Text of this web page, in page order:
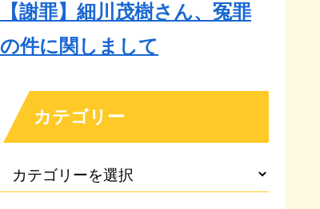
【謝罪】細川茂樹さん、冤罪
の件に関しまして
カテゴリー